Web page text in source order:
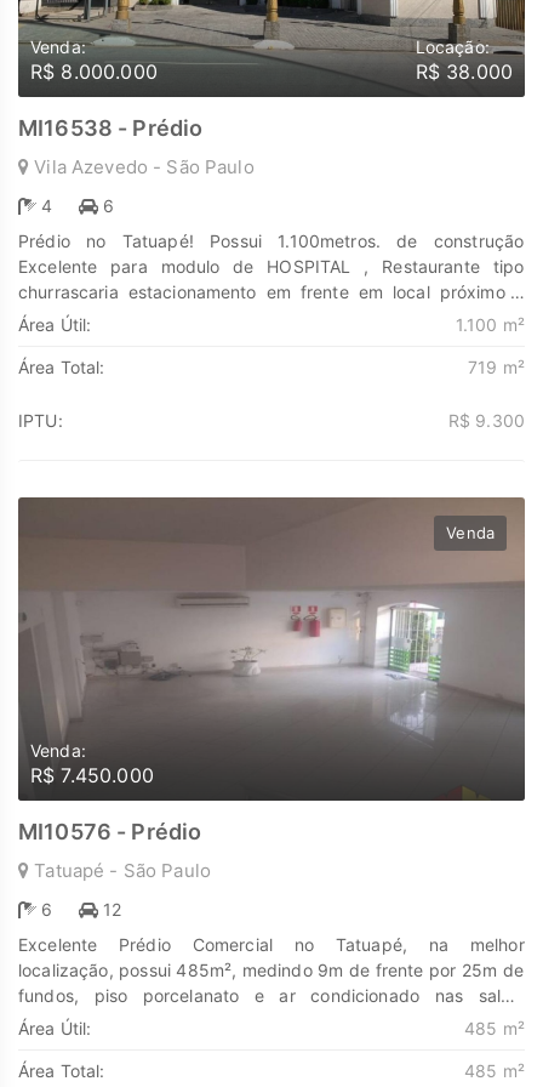
Venda:
R$ 8.000.000
Locação:
R$ 38.000
MI16538 - Prédio
Vila Azevedo - São Paulo
4
6
Prédio no Tatuapé! Possui 1.100metros. de construção
Excelente para modulo de HOSPITAL , Restaurante tipo
churrascaria estacionamento em frente em local próximo a
shopping e marginais. Não perca e agende já a sua visita.
seus investimentos em oportunidades. Na Marengo Imóveis
o lugar onde sua história irá brilhar.
Área Útil: 1.100 m²
Área Total: 719 m²
IPTU: R$ 9.300
Venda
Venda:
R$ 7.450.000
MI10576 - Prédio
Tatuapé - São Paulo
6
12
Excelente Prédio Comercial no Tatuapé, na melhor
localização, possui 485m², medindo 9m de frente por 25m de
fundos, piso porcelanato e ar condicionado nas salas,
divisórias, copa, recepção, 6 banheiros, dois andares, vagas
vagas. Rua de passagem, ao lado de bancos, restaurante,
Área Útil: 485 m²
Área Total: 485 m²